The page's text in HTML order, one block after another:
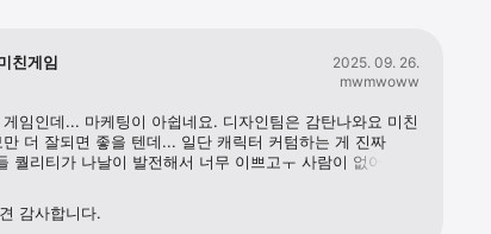
친게임
2025. 09. 26.
mwmwoww
임인데... 마케팅이 아쉽네요. 디자인팀은 감탄나와요 미친
더 잘되면 좋을 텐데... 일단 캐릭터 커텀하는 게 진짜
퀄리티가 나날이 발전해서 너무 이쁘고ㅜ 사람이 없어서
게 단점이지만 게임들 자체도 굉장히 재밌거든여.. 조금 더
보가 잘 되면 좋을 것 같아요ㅜㅜ 모바일 게임하는 나이대는
.. 근데 중고딩이나 성인들도 즐기기 충분히 좋은
감사합니다.